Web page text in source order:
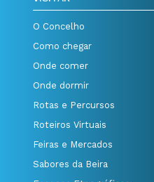
O Concelho
Como chegar
Onde comer
Onde dormir
Rotas e Percursos
Roteiros Virtuais
Feiras e Mercados
Sabores da Beira